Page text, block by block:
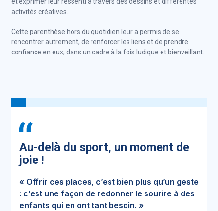
et exprimer leur ressenti à travers des dessins et différentes
activités créatives.
Cette parenthèse hors du quotidien leur a permis de se
rencontrer autrement, de renforcer les liens et de prendre
confiance en eux, dans un cadre à la fois ludique et bienveillant.
Au-delà du sport, un moment de
joie !
« Offrir ces places, c’est bien plus qu’un geste
: c’est une façon de redonner le sourire à des
enfants qui en ont tant besoin. »